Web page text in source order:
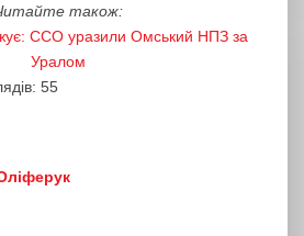
також:
ССО уразили Омський НПЗ за
Уралом
55